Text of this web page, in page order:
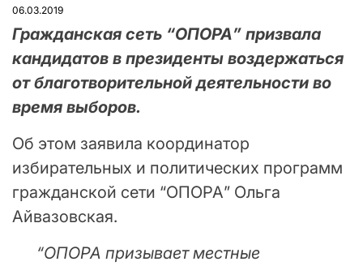
06.03.2019
Гражданская сеть “ОПОРА” призвала
кандидатов в президенты воздержаться
от благотворительной деятельности во
время выборов.
Об этом заявила координатор
избирательных и политических программ
гражданской сети “ОПОРА” Ольга
Айвазовская.
“ОПОРА призывает местные